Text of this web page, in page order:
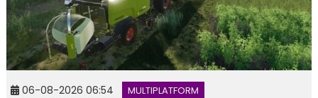
06-08-2026 06:54 MULTIPLATFORM